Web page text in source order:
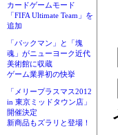
カードゲームモード
「FIFA Ultimate Team」を
追加
「パックマン」と「塊
魂」がニューヨーク近代
美術館に収蔵
ゲーム業界初の快挙
「メリープラスマス2012
in 東京ミッドタウン店」
開催決定
新商品もズラリと登場！